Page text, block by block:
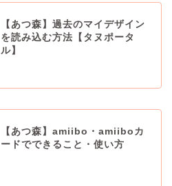
【あつ森】過去のマイデザイン
を読み込む方法【タヌポータ
ル】
【あつ森】amiibo・amiiboカ
ードでできること・使い方